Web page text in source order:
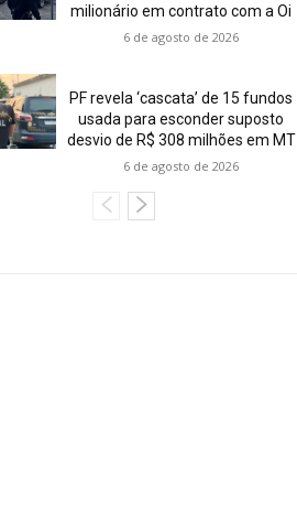
milionário em contrato com a Oi
6 de agosto de 2026
PF revela ‘cascata’ de 15 fundos
usada para esconder suposto
desvio de R$ 308 milhões em MT
6 de agosto de 2026